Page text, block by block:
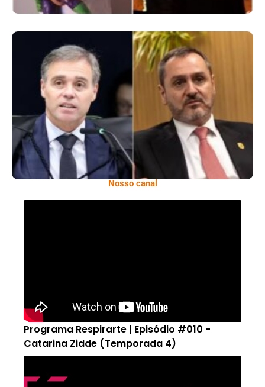
Superintendentes Da Polícia Federal
Manifestam Apoio Ao Diretor-Geral Em
Meio A Tensão Com O STF
Nosso canal
Programa Respirarte | Episódio #010 -
Catarina Zidde (Temporada 4)